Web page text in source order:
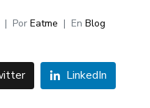
Por Eatme En Blog
LinkedIn